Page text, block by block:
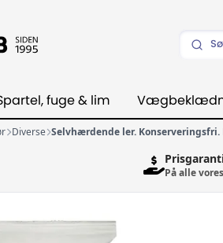
fuge & lim
Diverse Selvhærdende ler. Konserveringsfri.
På alle